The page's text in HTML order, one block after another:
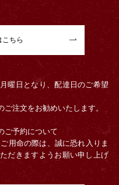
こちら
曜日となり、配達日のご希望
注文をお勧めいたします。
ご予約について
用命の際は、誠に恐れ入りま
だきますようお願い申し上げ